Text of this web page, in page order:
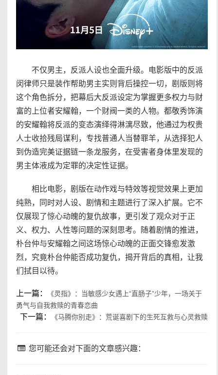
不仅男主，反派人设也全面升级。电影版中的反派
闵律师只是装作帮助男主实则背后操控一切，剧版则将
这个角色拆分，把幕后大反派设定为掌握更多权力与财
富的上位者安耀翰，一个财阀一类的人物。都敬秀饰演
的安耀翰将反派的变态演绎得淋漓尽致，他通过为权贵
人士收拾残局谋利，专找普通人当替罪羊，从选择犯人
到伪造完美证据链一条龙服务，在受害者身体里发现的
男主体液成为定罪的决定性证据。
相比电影，剧版在动作戏与特效等视觉效果上更加
纯熟，同时对人设、剧情和主题进行了深入扩展。它不
仅展现了惊心动魄的复仇故事，更引发了观众对于正
义、权力、人性等问题的深刻思考。随着剧情的推进，
朴台仲与安耀翰之间这场惊心动魄的正面交锋愈发激
烈，究竟朴台仲能否成功复仇，揭开背后的真相，让我
们拭目以待。
上一篇：
《灵指》：当敏感少女遇上“直肠子”少年，一场关于
勇气与自我救赎的青春恋曲
下一篇： 《马腾你别走》：荒诞喜剧下的生死互救与心灵救赎
您可能还会对下面的文章感兴趣：